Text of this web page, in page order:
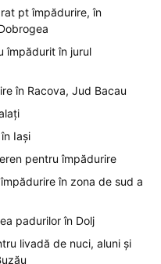
pt împădurire, în
împădurit în jurul
în Racova, Jud Bacau
Iași
pentru împădurire
în zona de sud a
padurilor în Dolj
livadă de nuci, aluni și